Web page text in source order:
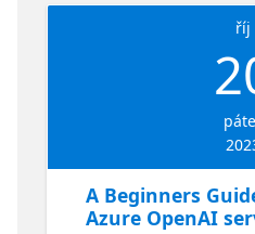
říj
A Beginners
Azure OpenAI